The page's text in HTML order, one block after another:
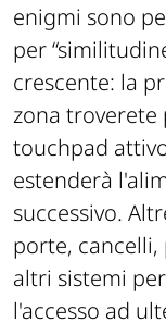
enigmi sono
per
crescente: la
zona
touchpad
estenderà
successivo.
porte,
altri sistemi
l'accesso ad